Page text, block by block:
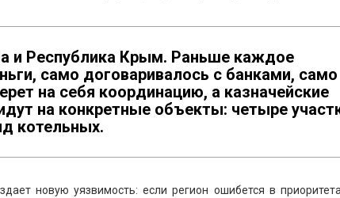
и Республика Крым. Раньше каждое
само договаривалось с банками, само
на себя координацию, а казначейские
на конкретные объекты: четыре
котельных.
новую уязвимость: если регион ошибется в